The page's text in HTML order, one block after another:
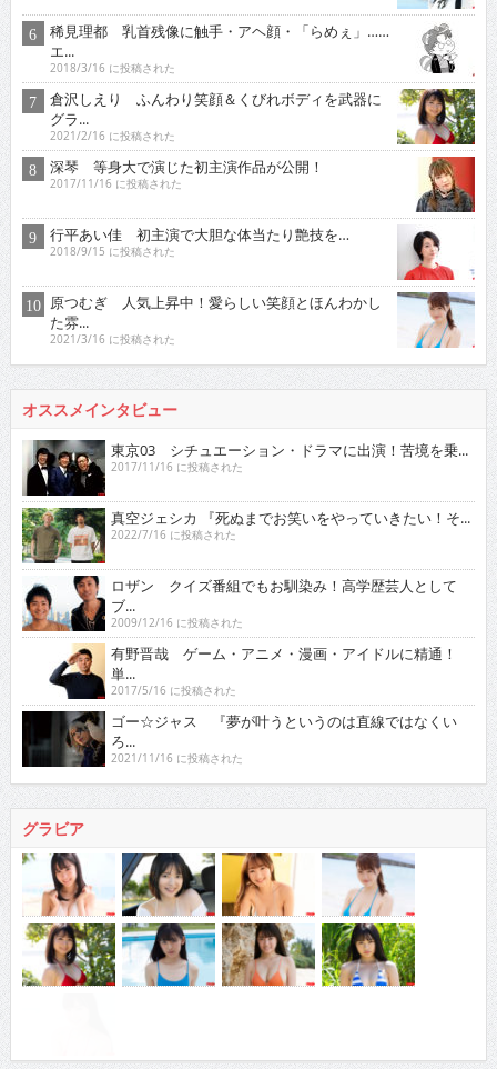
稀見理都 乳首残像に触手・アヘ顔・「らめぇ」……
エ...
2018/3/16 に投稿された
倉沢しえり ふんわり笑顔＆くびれボディを武器に
グラ...
2021/2/16 に投稿された
深琴 等身大で演じた初主演作品が公開！
2017/11/16 に投稿された
行平あい佳 初主演で大胆な体当たり艶技を…
2018/9/15 に投稿された
原つむぎ 人気上昇中！愛らしい笑顔とほんわかし
た雰...
2021/3/16 に投稿された
オススメインタビュー
東京03 シチュエーション・ドラマに出演！苦境を乗...
2017/11/16 に投稿された
真空ジェシカ 『死ぬまでお笑いをやっていきたい！そ...
2022/7/16 に投稿された
ロザン クイズ番組でもお馴染み！高学歴芸人として
ブ...
2009/12/16 に投稿された
有野晋哉 ゲーム・アニメ・漫画・アイドルに精通！
単...
2017/5/16 に投稿された
ゴー☆ジャス 『夢が叶うというのは直線ではなくい
ろ...
2021/11/16 に投稿された
グラビア